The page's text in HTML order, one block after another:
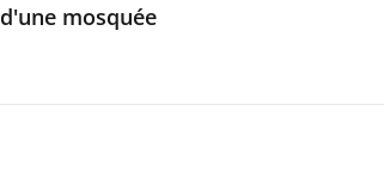
mosquée